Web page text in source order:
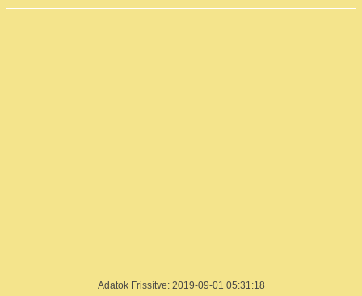
Adatok Frissítve: 2019-09-01 05:31:18